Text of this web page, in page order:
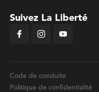
Suivez La Liberté
Code de conduite
Politique de confidentialité